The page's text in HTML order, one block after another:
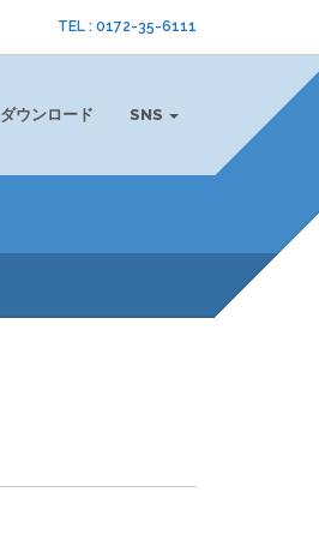
TEL : 0172-35-6111
ダウンロード SNS